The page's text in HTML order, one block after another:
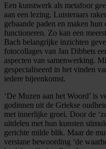
Een kunstwerk als metafoor
aan een lezing. Luisteraars
gebaande paden en maken
functioneren. Zo kan een
Bach belangrijke inzichten
fotocollages van Jan Dibbets
aspecten van samenwerking.
gespecialiseerd in het vinden
iedere bijeenkomst.
‘De Muzen aan het Woord’ is
godinnen uit de Griekse
met innerlijke groei. Door de
uitdelen met hun kunsten
gerichte milde blik. Maar de
verstane bewoording ‘de